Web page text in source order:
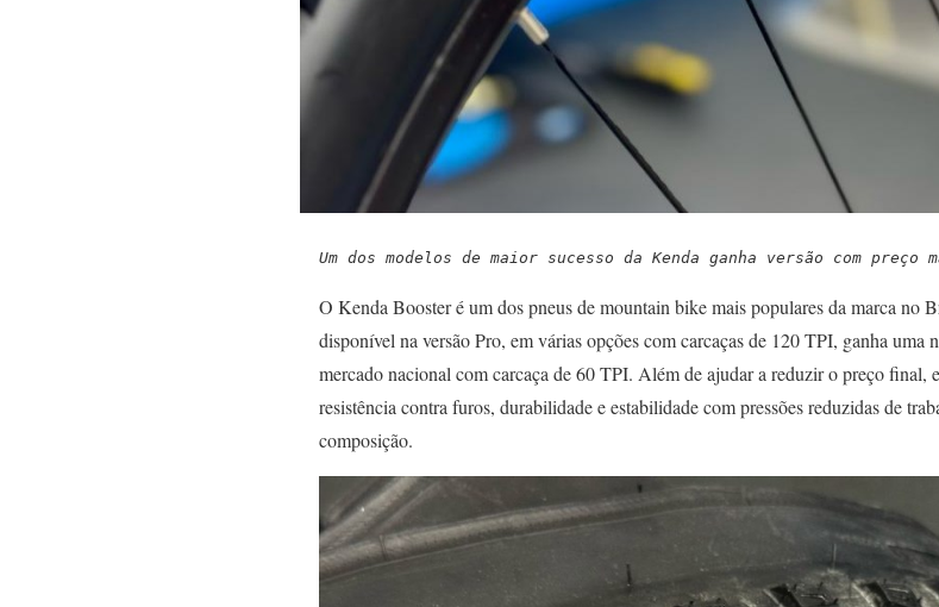
Um dos modelos de maior sucesso da Kenda ganha versão com
O Kenda Booster é um dos pneus de mountain bike mais populares da marca no
disponível na versão Pro, em várias opções com carcaças de 120 TPI, ganha uma
mercado nacional com carcaça de 60 TPI. Além de ajudar a reduzir o preço final,
resistência contra furos, durabilidade e estabilidade com pressões reduzidas de
composição.